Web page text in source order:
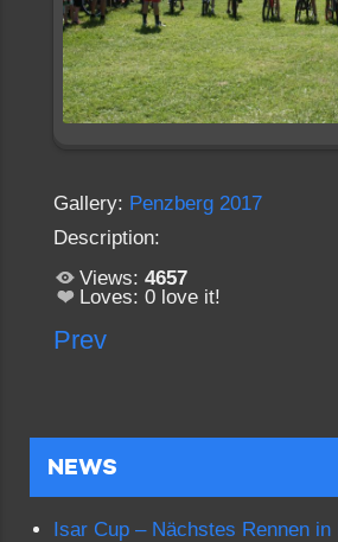
Gallery: Penzberg 2017
Description:
Views: 4657
Loves: 0 love it!
Prev
NEWS
Isar Cup – Nächstes Rennen in